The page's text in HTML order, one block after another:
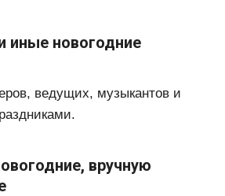
иные новогодние
ведущих, музыкантов и
вручную